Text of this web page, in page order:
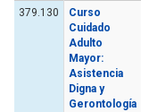
379.130
Curso
Cuidado
Adulto
Mayor:
Asistencia
Digna y
Gerontología